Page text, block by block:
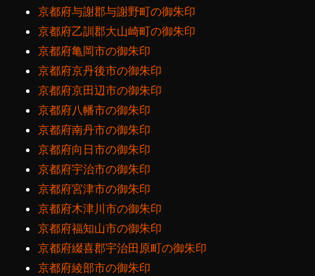
京都府与謝郡与謝野町の御朱印
京都府乙訓郡大山崎町の御朱印
京都府亀岡市の御朱印
京都府京丹後市の御朱印
京都府京田辺市の御朱印
京都府八幡市の御朱印
京都府南丹市の御朱印
京都府向日市の御朱印
京都府宇治市の御朱印
京都府宮津市の御朱印
京都府木津川市の御朱印
京都府福知山市の御朱印
京都府綴喜郡宇治田原町の御朱印
京都府綾部市の御朱印